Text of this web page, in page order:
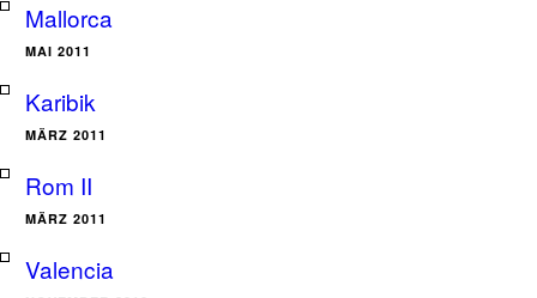
Mallorca
MAI 2011
Karibik
MÄRZ 2011
Rom II
MÄRZ 2011
Valencia